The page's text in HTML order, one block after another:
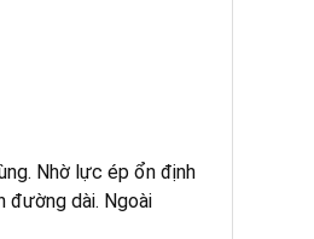
Nhờ lực ép ổn định
đường dài. Ngoài